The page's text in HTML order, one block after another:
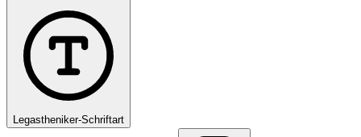
Legastheniker-Schriftart